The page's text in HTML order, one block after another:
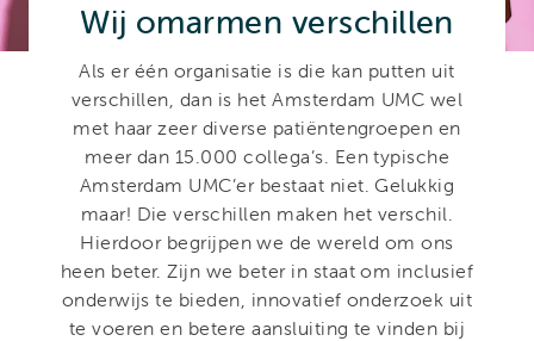
Wij omarmen verschillen
Als er één organisatie is die kan putten uit
verschillen, dan is het Amsterdam UMC wel
met haar zeer diverse patiëntengroepen en
meer dan 15.000 collega’s. Een typische
Amsterdam UMC’er bestaat niet. Gelukkig
maar! Die verschillen maken het verschil.
Hierdoor begrijpen we de wereld om ons
heen beter. Zijn we beter in staat om inclusief
onderwijs te bieden, innovatief onderzoek uit
te voeren en betere aansluiting te vinden bij